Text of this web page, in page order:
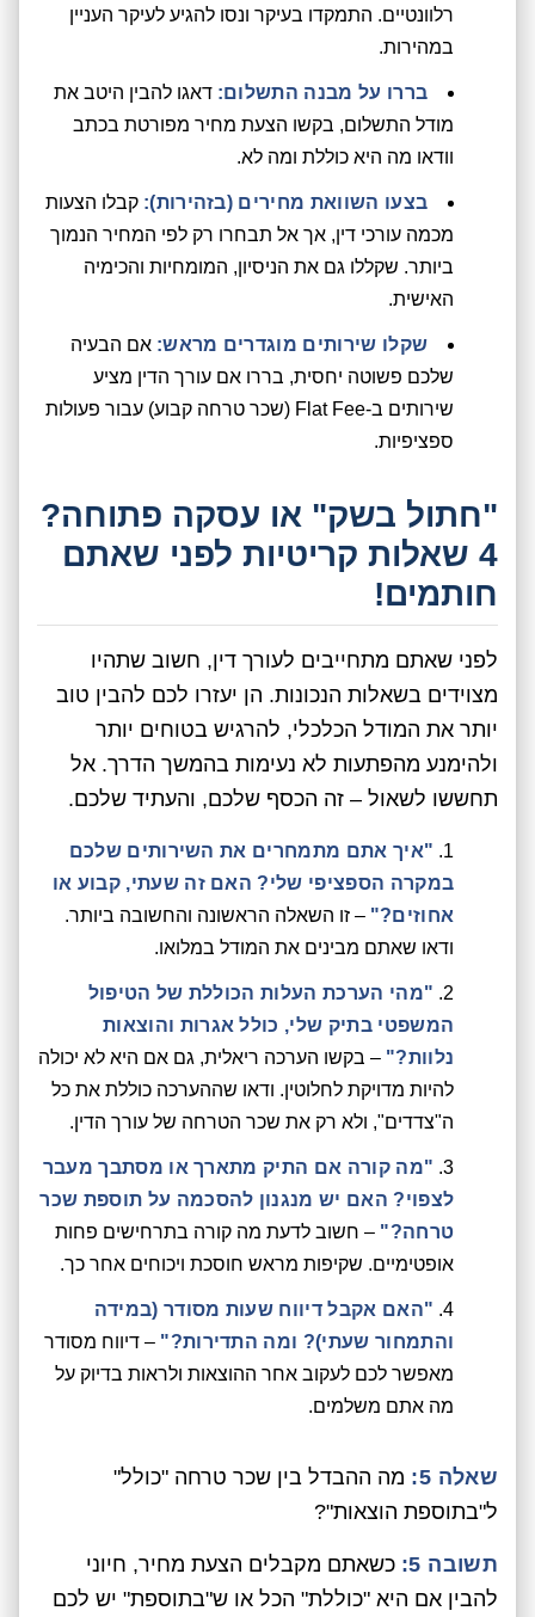
רלוונטיים. התמקדו בעיקר ונסו להגיע לעיקר העניין
במהירות.
בררו על מבנה התשלום: דאגו להבין היטב את
מודל התשלום, בקשו הצעת מחיר מפורטת בכתב
וודאו מה היא כוללת ומה לא.
בצעו השוואת מחירים (בזהירות): קבלו הצעות
מכמה עורכי דין, אך אל תבחרו רק לפי המחיר הנמוך
ביותר. שקללו גם את הניסיון, המומחיות והכימיה
האישית.
שקלו שירותים מוגדרים מראש: אם הבעיה
שלכם פשוטה יחסית, בררו אם עורך הדין מציע
שירותים ב-Flat Fee (שכר טרחה קבוע) עבור פעולות
ספציפיות.
"חתול בשק" או עסקה פתוחה?
4 שאלות קריטיות לפני שאתם
חותמים!
לפני שאתם מתחייבים לעורך דין, חשוב שתהיו
מצוידים בשאלות הנכונות. הן יעזרו לכם להבין טוב
יותר את המודל הכלכלי, להרגיש בטוחים יותר
ולהימנע מהפתעות לא נעימות בהמשך הדרך. אל
תחששו לשאול – זה הכסף שלכם, והעתיד שלכם.
"איך אתם מתמחרים את השירותים שלכם
במקרה הספציפי שלי? האם זה שעתי, קבוע או
אחוזים?" – זו השאלה הראשונה והחשובה ביותר.
ודאו שאתם מבינים את המודל במלואו.
"מהי הערכת העלות הכוללת של הטיפול
המשפטי בתיק שלי, כולל אגרות והוצאות
נלוות?" – בקשו הערכה ריאלית, גם אם היא לא יכולה
להיות מדויקת לחלוטין. ודאו שההערכה כוללת את כל
ה"צדדים", ולא רק את שכר הטרחה של עורך הדין.
"מה קורה אם התיק מתארך או מסתבך מעבר
לצפוי? האם יש מנגנון להסכמה על תוספת שכר
טרחה?" – חשוב לדעת מה קורה בתרחישים פחות
אופטימיים. שקיפות מראש חוסכת ויכוחים אחר כך.
"האם אקבל דיווח שעות מסודר (במידה
והתמחור שעתי)? ומה התדירות?" – דיווח מסודר
מאפשר לכם לעקוב אחר ההוצאות ולראות בדיוק על
מה אתם משלמים.
שאלה 5:
מה ההבדל בין שכר טרחה "כולל"
ל"בתוספת הוצאות"?
תשובה 5:
כשאתם מקבלים הצעת מחיר, חיוני
להבין אם היא "כוללת" הכל או ש"בתוספת" יש לכם